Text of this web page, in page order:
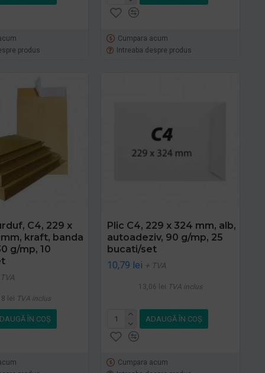
produs
Cumpara acum
Intreaba despre produs
C4, 229 x
kraft, banda
g/mp, 10
lei TVA inclus
ÎN COŞ
Plic C4, 229 x 324 mm, alb,
autoadeziv, 90 g/mp, 25
bucati/set
10,79 lei + TVA
13,06 lei TVA inclus
ADAUGĂ ÎN COŞ
Cumpara acum